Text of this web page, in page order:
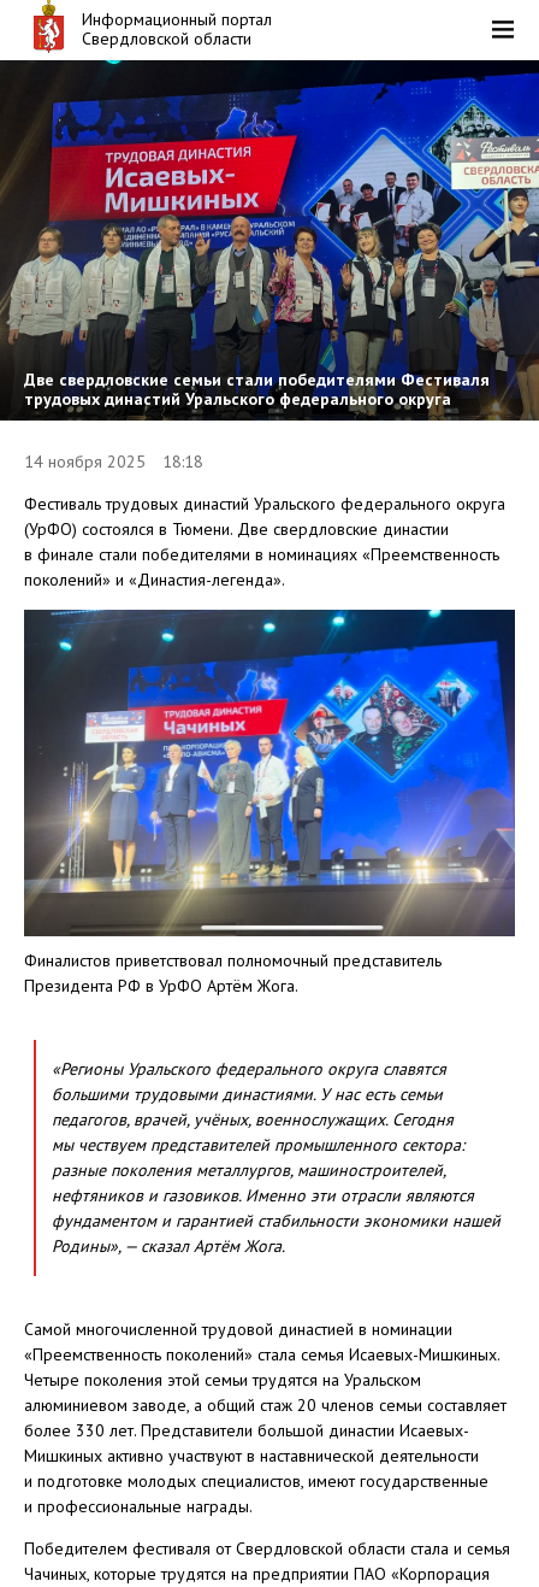
Информационный портал
Свердловской области
Две свердловские семьи стали победителями Фестиваля
трудовых династий Уральского федерального округа
14 ноября 2025 18:18
Фестиваль трудовых династий Уральского федерального округа
(УрФО) состоялся в Тюмени. Две свердловские династии
в финале стали победителями в номинациях «Преемственность
поколений» и «Династия-легенда».
Финалистов приветствовал полномочный представитель
Президента РФ в УрФО Артём Жога.
«Регионы Уральского федерального округа славятся
большими трудовыми династиями. У нас есть семьи
педагогов, врачей, учёных, военнослужащих. Сегодня
мы чествуем представителей промышленного сектора:
разные поколения металлургов, машиностроителей,
нефтяников и газовиков. Именно эти отрасли являются
фундаментом и гарантией стабильности экономики нашей
Родины», — сказал Артём Жога.
Самой многочисленной трудовой династией в номинации
«Преемственность поколений» стала семья Исаевых-Мишкиных.
Четыре поколения этой семьи трудятся на Уральском
алюминиевом заводе, а общий стаж 20 членов семьи составляет
более 330 лет. Представители большой династии Исаевых-
Мишкиных активно участвуют в наставнической деятельности
и подготовке молодых специалистов, имеют государственные
и профессиональные награды.
Победителем фестиваля от Свердловской области стала и семья
Чачиных, которые трудятся на предприятии ПАО «Корпорация